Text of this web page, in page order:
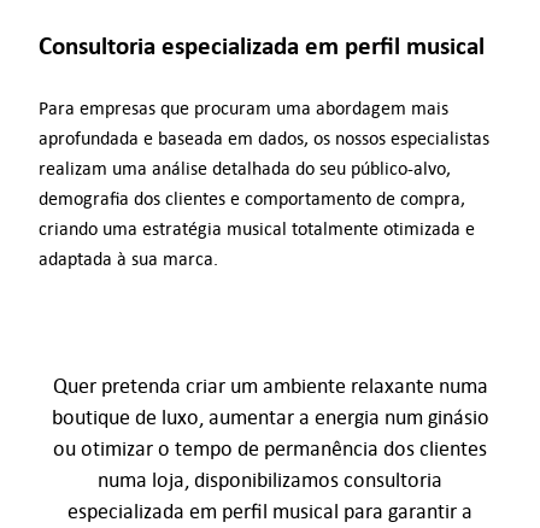
Consultoria especializada em perfil musical
Para empresas que procuram uma abordagem mais
aprofundada e baseada em dados, os nossos especialistas
realizam uma análise detalhada do seu público-alvo,
demografia dos clientes e comportamento de compra,
criando uma estratégia musical totalmente otimizada e
adaptada à sua marca.
Quer pretenda criar um ambiente relaxante numa
boutique de luxo, aumentar a energia num ginásio
ou otimizar o tempo de permanência dos clientes
numa loja, disponibilizamos consultoria
especializada em perfil musical para garantir a